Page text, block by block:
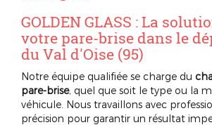
GOLDEN GLASS : La
votre pare-brise dans le
du Val d'Oise (95)
Notre équipe qualifiée se charge du
pare-brise, quel que soit le type ou la
véhicule. Nous travaillons avec
précision pour garantir un résultat